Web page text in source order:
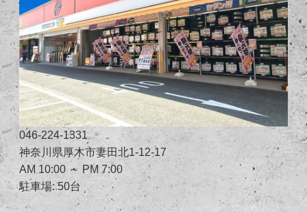
046-224-1331
神奈川県厚木市妻田北1-12-17
AM 10:00 ～ PM 7:00
駐車場: 50台